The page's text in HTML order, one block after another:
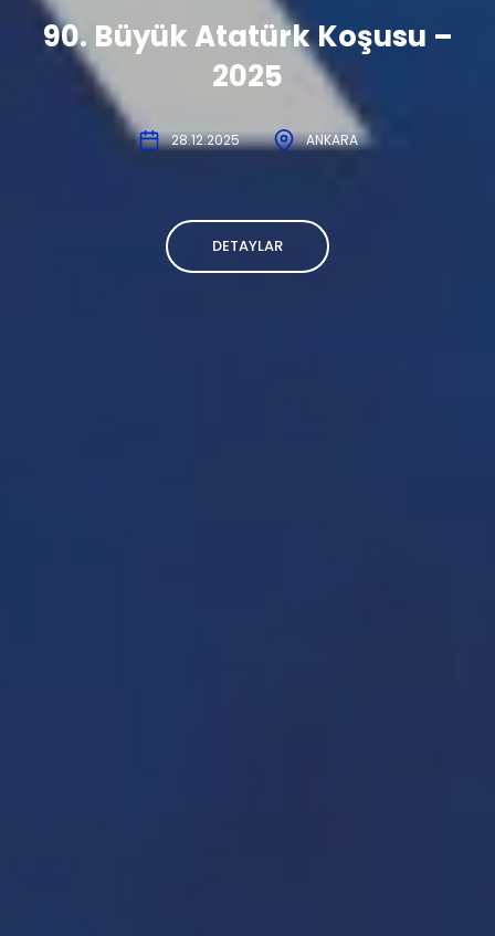
90. Büyük Atatürk Koşusu –
2025
28.12.2025 ANKARA
DETAYLAR